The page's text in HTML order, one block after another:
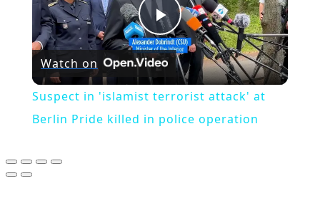
Play
Video
Watch on
Suspect in 'islamist terrorist attack' at
Berlin Pride killed in police operation